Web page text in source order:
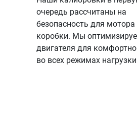
очередь рассчитаны на
безопасность для мотора
коробки. Мы
двигателя для
во всех режимах